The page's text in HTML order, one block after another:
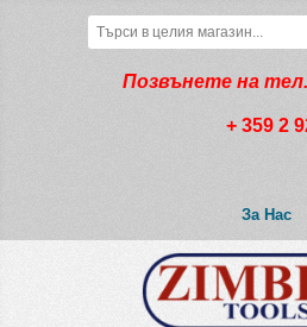
Позвънете на
+ 359 2
За Нас